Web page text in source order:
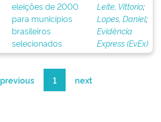
eleições de 2000
para municípios
brasileiros
selecionados
Leite, Vittorio;
Lopes, Daniel;
Evidência
Express (EvEx)
previous 1 next